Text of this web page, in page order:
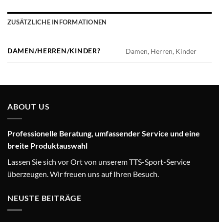
ZUSÄTZLICHE INFORMATIONEN
DAMEN/HERREN/KINDER? Damen, Herren, Kinder
ABOUT US
Professionelle Beratung, umfassender Service und eine
breite Produktauswahl
Lassen Sie sich vor Ort von unserem TTS-Sport-Service
überzeugen. Wir freuen uns auf Ihren Besuch.
NEUSTE BEITRÄGE